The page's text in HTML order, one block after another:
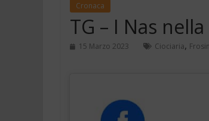
Cronaca
TG – I Nas
15 Marzo 2023 Ciociaria,